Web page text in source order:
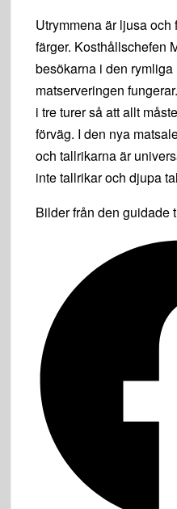
Utrymmena är ljusa
färger. Kosthållschefen
besökarna i den
matserveringen
i tre turer så att allt
förväg. I den nya
och tallrikarna är
inte tallrikar och djupa
Bilder från den guidade